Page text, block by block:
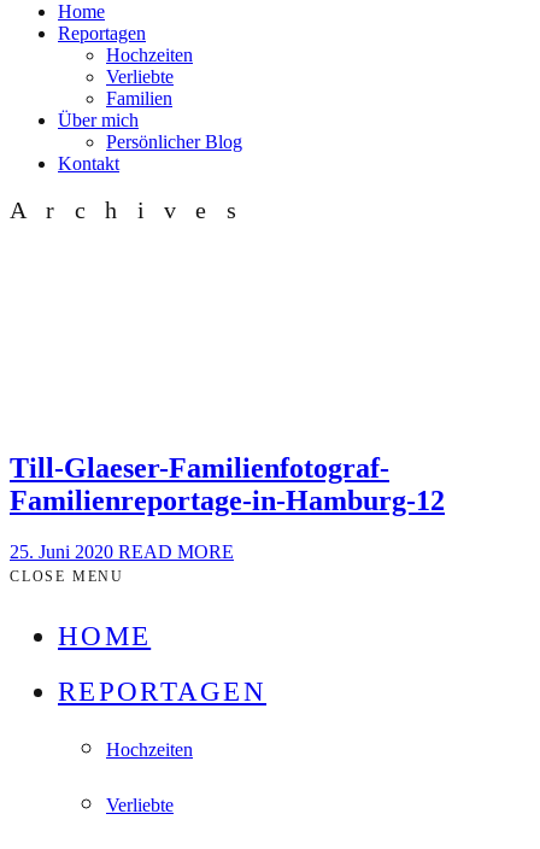
Home
Reportagen
Hochzeiten
Verliebte
Familien
Über mich
Persönlicher Blog
Kontakt
Archives
Till-Glaeser-Familienfotograf-
Familienreportage-in-Hamburg-12
25. Juni 2020 READ MORE
CLOSE MENU
HOME
REPORTAGEN
Hochzeiten
Verliebte